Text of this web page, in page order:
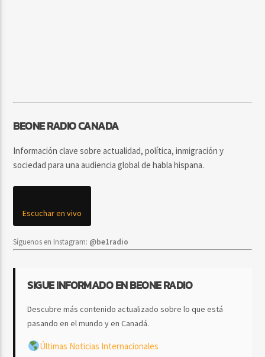
BEONE RADIO CANADA
Información clave sobre actualidad, política, inmigración y
sociedad para una audiencia global de habla hispana.
Escuchar en vivo
Síguenos en Instagram: @be1radio
SIGUE INFORMADO EN BEONE RADIO
Descubre más contenido actualizado sobre lo que está
pasando en el mundo y en Canadá.
Últimas Noticias Internacionales